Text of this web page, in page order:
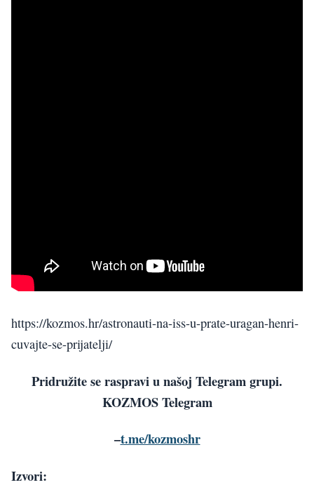
https://kozmos.hr/astronauti-na-iss-u-prate-uragan-henri-
cuvajte-se-prijatelji/
Pridružite se raspravi u našoj Telegram grupi.
KOZMOS Telegram
–t.me/kozmoshr
Izvori: